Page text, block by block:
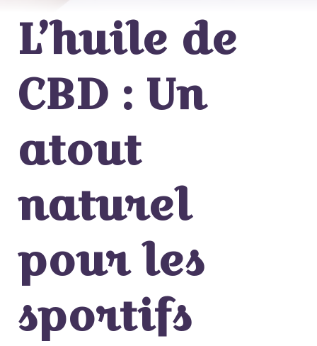
L’huile de
CBD : Un
atout
naturel
pour les
sportifs